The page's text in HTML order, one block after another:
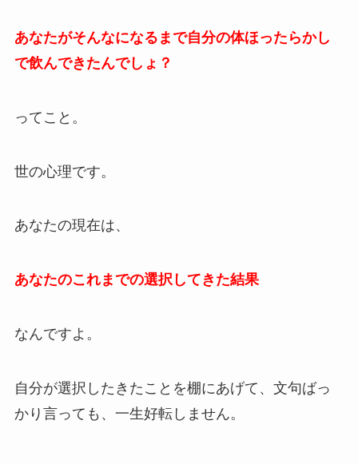
あなたがそんなになるまで自分の体ほったらかし
で飲んできたんでしょ？
ってこと。
世の心理です。
あなたの現在は、
あなたのこれまでの選択してきた結果
なんですよ。
自分が選択したきたことを棚にあげて、文句ばっ
かり言っても、一生好転しません。